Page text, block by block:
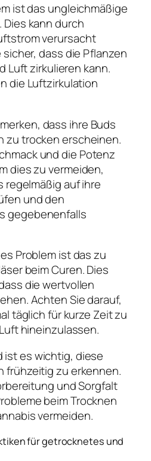
ist das ungleichmäßige
Dies kann durch
verursacht
dass die Pflanzen
Luft zirkulieren kann.
die Luftzirkulation
dass ihre Buds
zu trocken erscheinen.
und die Potenz
dies zu vermeiden,
regelmäßig auf ihre
und den
gegebenenfalls
Problem ist das zu
beim Curen. Dies
die wertvollen
Achten Sie darauf,
täglich für kurze Zeit zu
hineinzulassen.
ist es wichtig, diese
frühzeitig zu erkennen.
und Sorgfalt
beim Trocknen
vermeiden.
für getrocknetes und